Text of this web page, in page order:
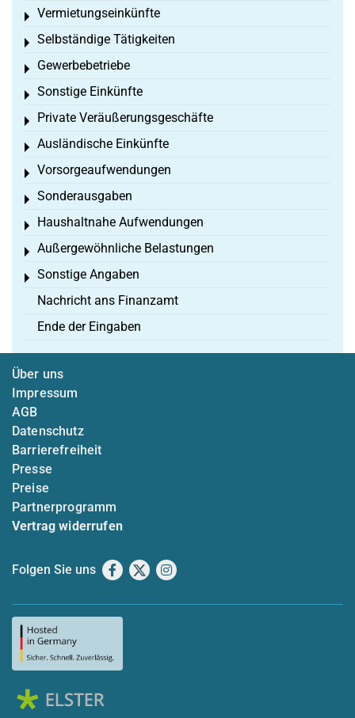
Vermietungseinkünfte
Toggle menu
Selbständige Tätigkeiten
Toggle menu
Gewerbebetriebe
Toggle menu
Sonstige Einkünfte
Toggle menu
Private Veräußerungsgeschäfte
Toggle menu
Ausländische Einkünfte
Toggle menu
Vorsorgeaufwendungen
Toggle menu
Sonderausgaben
Toggle menu
Haushaltnahe Aufwendungen
Toggle menu
Außergewöhnliche Belastungen
Toggle menu
Sonstige Angaben
Toggle menu
Nachricht ans Finanzamt
Ende der Eingaben
Über uns
Impressum
AGB
Datenschutz
Barrierefreiheit
Presse
Preise
Partnerprogramm
Vertrag widerrufen
Folgen Sie uns Facebook
X Instagram